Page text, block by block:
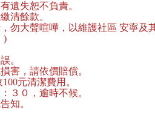
遺失恕不負責。
清餘款。
勿大聲喧嘩，以維護社區 安寧及
)
。
害，請依價賠償。
元清潔費用。
３０，逾時不候。
知。